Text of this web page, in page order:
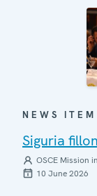
NEWS ITEM
Siguria
OSCE Mission
10 June 2026